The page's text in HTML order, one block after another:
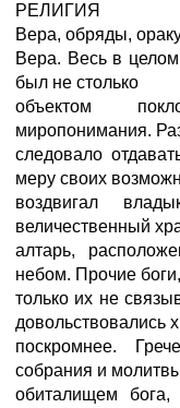
РЕЛИГИЯ
Вера, обряды,
Вера. Весь в целом
был не столько
объектом
миропонимания.
следовало
меру своих
воздвигал
величественный
алтарь,
небом. Прочие
только их не
довольствовались
поскромнее.
собрания и
обиталищем бога,